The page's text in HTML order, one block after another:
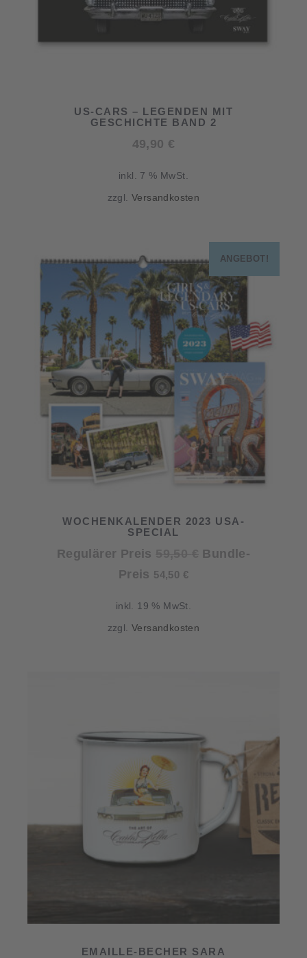
US-CARS – LEGENDEN MIT
GESCHICHTE BAND 2
49,90 €
inkl. 7 % MwSt.
zzgl.Versandkosten
ANGEBOT!
WOCHENKALENDER 2023 USA-
SPECIAL
Regulärer Preis
Ursprünglicher
Bundle-
Preis 54,50 €Aktueller
54,50 €.
inkl. 19 % MwSt.
zzgl.Versandkosten
EMAILLE-BECHER SARA